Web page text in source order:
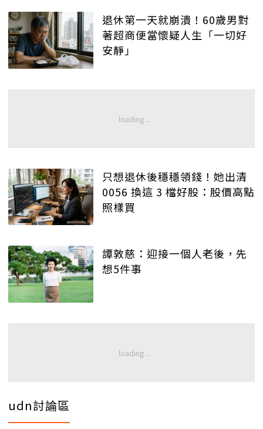
退休第一天就崩潰！60歲男對
著超商便當懷疑人生「一切好
安靜」
只想退休後穩穩領錢！她出清
0056 換這 3 檔好股：股價高點
照樣買
譚敦慈：迎接一個人老後，先
想5件事
udn討論區